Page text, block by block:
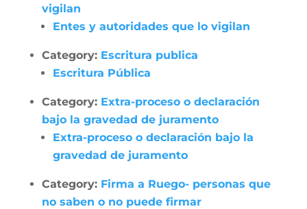
vigilan
Entes y autoridades que lo vigilan
Category: Escritura publica
Escritura Pública
Category: Extra-proceso o declaración
bajo la gravedad de juramento
Extra-proceso o declaración bajo la
gravedad de juramento
Category: Firma a Ruego- personas que
no saben o no puede firmar